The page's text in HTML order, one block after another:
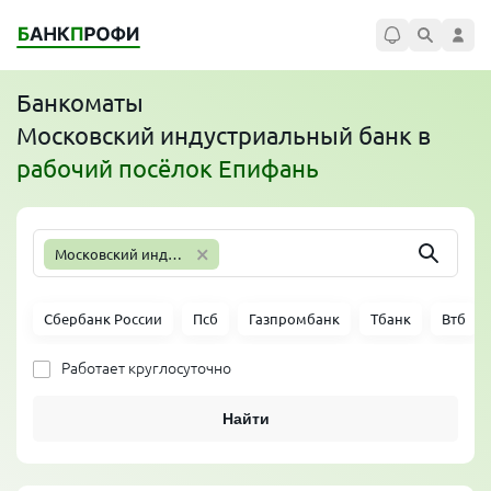
Банкоматы
Московский индустриальный банк в
рабочий посёлок Епифань
Московский индустриальный банк ×
Сбербанк России Псб Газпромбанк Тбанк Втб
Работает круглосуточно
Найти